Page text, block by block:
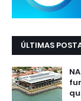
ÚLTIMAS